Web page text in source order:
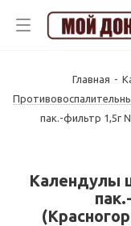
Главная -
пак.-фильтр 1,5г
Календулы